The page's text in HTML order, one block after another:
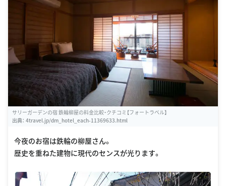
サリーガーデンの宿 鉄輪柳屋の料金比較・クチコミ【フォートラベル】
出典： 4travel.jp/dm_hotel_each-11369633.html
今夜のお宿は鉄輪の柳屋さん。
歴史を重ねた建物に現代のセンスが光ります。